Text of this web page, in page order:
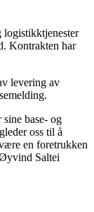
logistikktjenester
Kontrakten har
levering av
base- og
oss til å
en foretrukken
Saltei